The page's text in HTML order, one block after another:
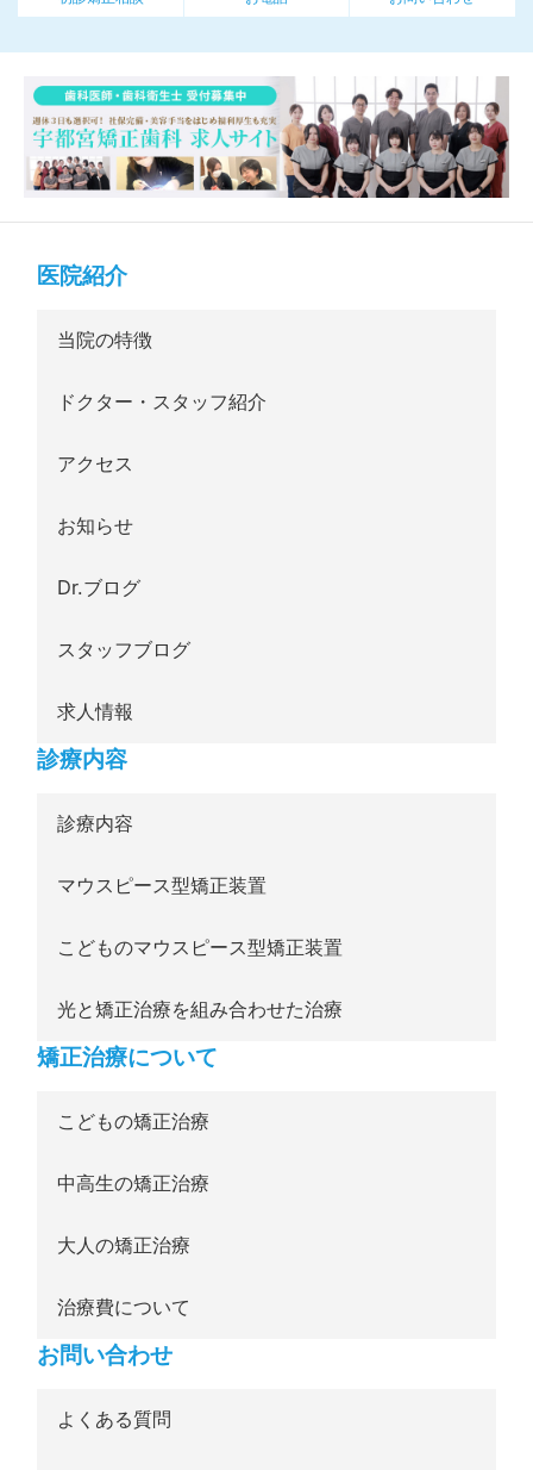
医院紹介
当院の特徴
ドクター・スタッフ紹介
アクセス
お知らせ
Dr.ブログ
スタッフブログ
求人情報
診療内容
診療内容
マウスピース型矯正装置
こどものマウスピース型矯正装置
光と矯正治療を組み合わせた治療
矯正治療について
こどもの矯正治療
中高生の矯正治療
大人の矯正治療
治療費について
お問い合わせ
よくある質問